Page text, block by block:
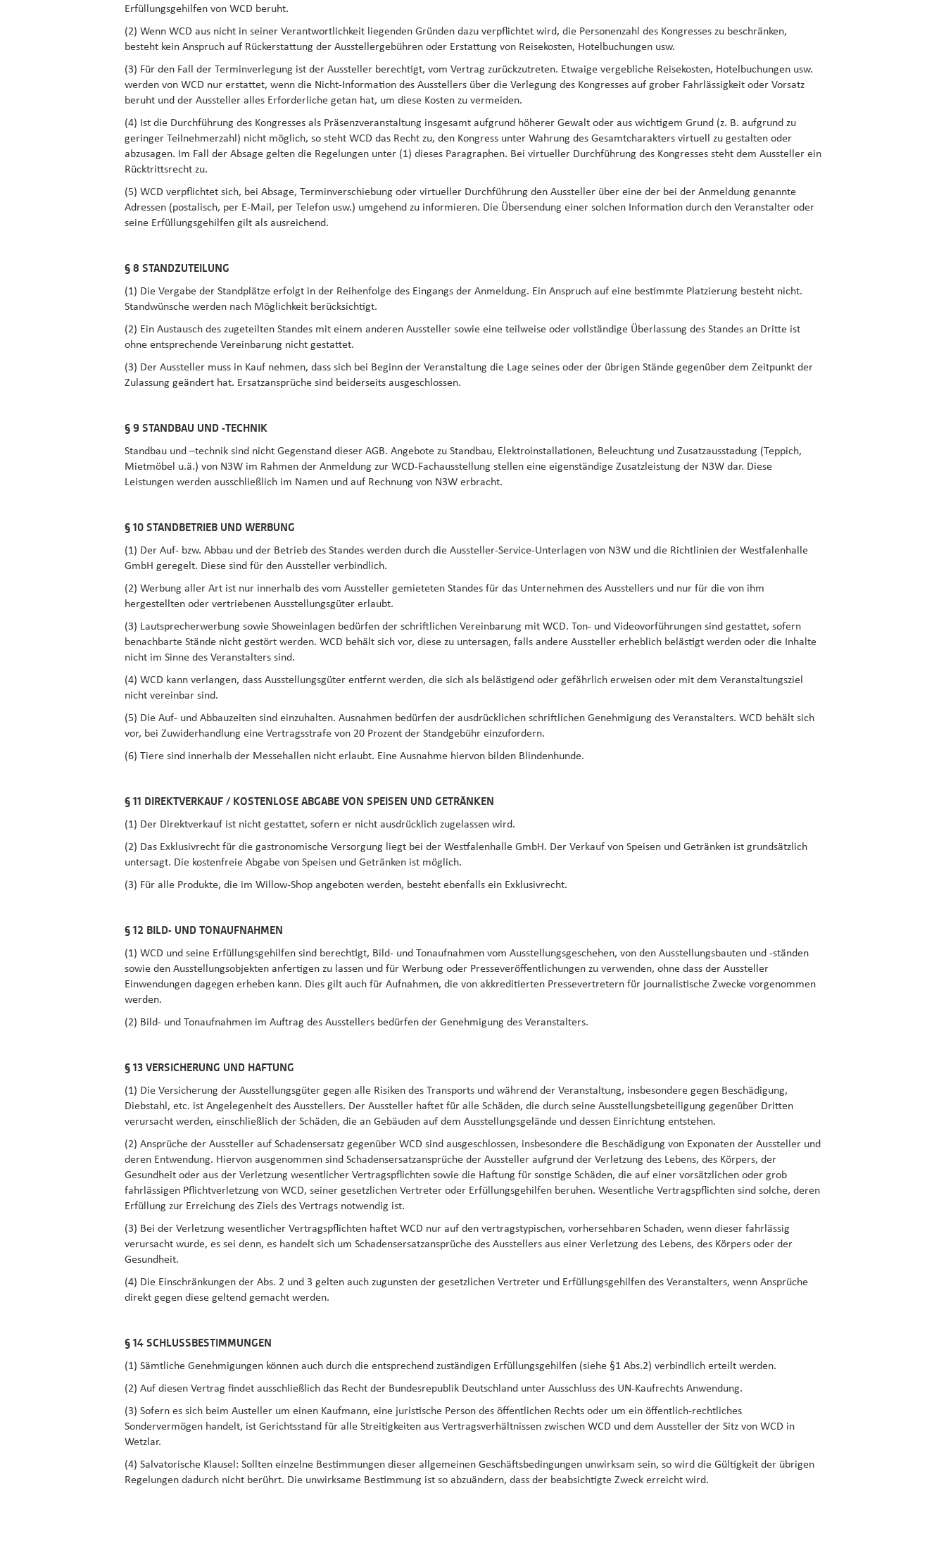
Erfüllungsgehilfen von WCD beruht.
(2) Wenn WCD aus nicht in seiner Verantwortlichkeit liegenden Gründen dazu verpflichtet wird, die Personenzahl des Kongresses zu beschränken,
besteht kein Anspruch auf Rückerstattung der Ausstellergebühren oder Erstattung von Reisekosten, Hotelbuchungen usw.
(3) Für den Fall der Terminverlegung ist der Aussteller berechtigt, vom Vertrag zurückzutreten. Etwaige vergebliche Reisekosten, Hotelbuchungen usw.
werden von WCD nur erstattet, wenn die Nicht-Information des Ausstellers über die Verlegung des Kongresses auf grober Fahrlässigkeit oder Vorsatz
beruht und der Aussteller alles Erforderliche getan hat, um diese Kosten zu vermeiden.
(4) Ist die Durchführung des Kongresses als Präsenzveranstaltung insgesamt aufgrund höherer Gewalt oder aus wichtigem Grund (z. B. aufgrund zu
geringer Teilnehmerzahl) nicht möglich, so steht WCD das Recht zu, den Kongress unter Wahrung des Gesamtcharakters virtuell zu gestalten oder
abzusagen. Im Fall der Absage gelten die Regelungen unter (1) dieses Paragraphen. Bei virtueller Durchführung des Kongresses steht dem Aussteller ein
Rücktrittsrecht zu.
(5) WCD verpflichtet sich, bei Absage, Terminverschiebung oder virtueller Durchführung den Aussteller über eine der bei der Anmeldung genannte
Adressen (postalisch, per E-Mail, per Telefon usw.) umgehend zu informieren. Die Übersendung einer solchen Information durch den Veranstalter oder
seine Erfüllungsgehilfen gilt als ausreichend.
§ 8 STANDZUTEILUNG
(1) Die Vergabe der Standplätze erfolgt in der Reihenfolge des Eingangs der Anmeldung. Ein Anspruch auf eine bestimmte Platzierung besteht nicht.
Standwünsche werden nach Möglichkeit berücksichtigt.
(2) Ein Austausch des zugeteilten Standes mit einem anderen Aussteller sowie eine teilweise oder vollständige Überlassung des Standes an Dritte ist
ohne entsprechende Vereinbarung nicht gestattet.
(3) Der Aussteller muss in Kauf nehmen, dass sich bei Beginn der Veranstaltung die Lage seines oder der übrigen Stände gegenüber dem Zeitpunkt der
Zulassung geändert hat. Ersatzansprüche sind beiderseits ausgeschlossen.
§ 9 STANDBAU UND -TECHNIK
Standbau und –technik sind nicht Gegenstand dieser AGB. Angebote zu Standbau, Elektroinstallationen, Beleuchtung und Zusatzausstadung (Teppich,
Mietmöbel u.ä.) von N3W im Rahmen der Anmeldung zur WCD-Fachausstellung stellen eine eigenständige Zusatzleistung der N3W dar. Diese
Leistungen werden ausschließlich im Namen und auf Rechnung von N3W erbracht.
§ 10 STANDBETRIEB UND WERBUNG
(1) Der Auf- bzw. Abbau und der Betrieb des Standes werden durch die Aussteller-Service-Unterlagen von N3W und die Richtlinien der Westfalenhalle
GmbH geregelt. Diese sind für den Aussteller verbindlich.
(2) Werbung aller Art ist nur innerhalb des vom Aussteller gemieteten Standes für das Unternehmen des Ausstellers und nur für die von ihm
hergestellten oder vertriebenen Ausstellungsgüter erlaubt.
(3) Lautsprecherwerbung sowie Showeinlagen bedürfen der schriftlichen Vereinbarung mit WCD. Ton- und Videovorführungen sind gestattet, sofern
benachbarte Stände nicht gestört werden. WCD behält sich vor, diese zu untersagen, falls andere Aussteller erheblich belästigt werden oder die Inhalte
nicht im Sinne des Veranstalters sind.
(4) WCD kann verlangen, dass Ausstellungsgüter entfernt werden, die sich als belästigend oder gefährlich erweisen oder mit dem Veranstaltungsziel
nicht vereinbar sind.
(5) Die Auf- und Abbauzeiten sind einzuhalten. Ausnahmen bedürfen der ausdrücklichen schriftlichen Genehmigung des Veranstalters. WCD behält sich
vor, bei Zuwiderhandlung eine Vertragsstrafe von 20 Prozent der Standgebühr einzufordern.
(6) Tiere sind innerhalb der Messehallen nicht erlaubt. Eine Ausnahme hiervon bilden Blindenhunde.
§ 11 DIREKTVERKAUF / KOSTENLOSE ABGABE VON SPEISEN UND GETRÄNKEN
(1) Der Direktverkauf ist nicht gestattet, sofern er nicht ausdrücklich zugelassen wird.
(2) Das Exklusivrecht für die gastronomische Versorgung liegt bei der Westfalenhalle GmbH. Der Verkauf von Speisen und Getränken ist grundsätzlich
untersagt. Die kostenfreie Abgabe von Speisen und Getränken ist möglich.
(3) Für alle Produkte, die im Willow-Shop angeboten werden, besteht ebenfalls ein Exklusivrecht.
§ 12 BILD- UND TONAUFNAHMEN
(1) WCD und seine Erfüllungsgehilfen sind berechtigt, Bild- und Tonaufnahmen vom Ausstellungsgeschehen, von den Ausstellungsbauten und -ständen
sowie den Ausstellungsobjekten anfertigen zu lassen und für Werbung oder Presseveröffentlichungen zu verwenden, ohne dass der Aussteller
Einwendungen dagegen erheben kann. Dies gilt auch für Aufnahmen, die von akkreditierten Pressevertretern für journalistische Zwecke vorgenommen
werden.
(2) Bild- und Tonaufnahmen im Auftrag des Ausstellers bedürfen der Genehmigung des Veranstalters.
§ 13 VERSICHERUNG UND HAFTUNG
(1) Die Versicherung der Ausstellungsgüter gegen alle Risiken des Transports und während der Veranstaltung, insbesondere gegen Beschädigung,
Diebstahl, etc. ist Angelegenheit des Ausstellers. Der Aussteller haftet für alle Schäden, die durch seine Ausstellungsbeteiligung gegenüber Dritten
verursacht werden, einschließlich der Schäden, die an Gebäuden auf dem Ausstellungsgelände und dessen Einrichtung entstehen.
(2) Ansprüche der Aussteller auf Schadensersatz gegenüber WCD sind ausgeschlossen, insbesondere die Beschädigung von Exponaten der Aussteller und
deren Entwendung. Hiervon ausgenommen sind Schadensersatzansprüche der Aussteller aufgrund der Verletzung des Lebens, des Körpers, der
Gesundheit oder aus der Verletzung wesentlicher Vertragspflichten sowie die Haftung für sonstige Schäden, die auf einer vorsätzlichen oder grob
fahrlässigen Pflichtverletzung von WCD, seiner gesetzlichen Vertreter oder Erfüllungsgehilfen beruhen. Wesentliche Vertragspflichten sind solche, deren
Erfüllung zur Erreichung des Ziels des Vertrags notwendig ist.
(3) Bei der Verletzung wesentlicher Vertragspflichten haftet WCD nur auf den vertragstypischen, vorhersehbaren Schaden, wenn dieser fahrlässig
verursacht wurde, es sei denn, es handelt sich um Schadensersatzansprüche des Ausstellers aus einer Verletzung des Lebens, des Körpers oder der
Gesundheit.
(4) Die Einschränkungen der Abs. 2 und 3 gelten auch zugunsten der gesetzlichen Vertreter und Erfüllungsgehilfen des Veranstalters, wenn Ansprüche
direkt gegen diese geltend gemacht werden.
§ 14 SCHLUSSBESTIMMUNGEN
(1) Sämtliche Genehmigungen können auch durch die entsprechend zuständigen Erfüllungsgehilfen (siehe §1 Abs.2) verbindlich erteilt werden.
(2) Auf diesen Vertrag findet ausschließlich das Recht der Bundesrepublik Deutschland unter Ausschluss des UN-Kaufrechts Anwendung.
(3) Sofern es sich beim Austeller um einen Kaufmann, eine juristische Person des öffentlichen Rechts oder um ein öffentlich-rechtliches
Sondervermögen handelt, ist Gerichtsstand für alle Streitigkeiten aus Vertragsverhältnissen zwischen WCD und dem Aussteller der Sitz von WCD in
Wetzlar.
(4) Salvatorische Klausel: Sollten einzelne Bestimmungen dieser allgemeinen Geschäftsbedingungen unwirksam sein, so wird die Gültigkeit der übrigen
Regelungen dadurch nicht berührt. Die unwirksame Bestimmung ist so abzuändern, dass der beabsichtigte Zweck erreicht wird.